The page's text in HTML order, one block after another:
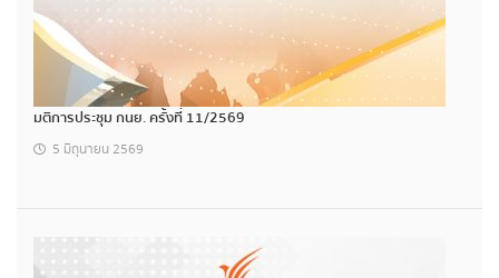
มติการประชุม กนย. ครั้งที่ 11/2569
5 มิถุนายน 2569